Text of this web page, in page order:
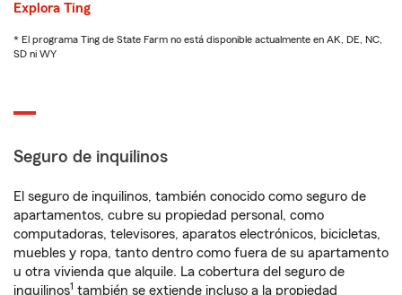
Explora Ting
* El programa Ting de State Farm no está disponible actualmente en AK, DE, NC,
SD ni WY
Seguro de inquilinos
El seguro de inquilinos, también conocido como seguro de
apartamentos, cubre su propiedad personal, como
computadoras, televisores, aparatos electrónicos, bicicletas,
muebles y ropa, tanto dentro como fuera de su apartamento
u otra vivienda que alquile. La cobertura del seguro de
inquilinos1 también se extiende incluso a la propiedad